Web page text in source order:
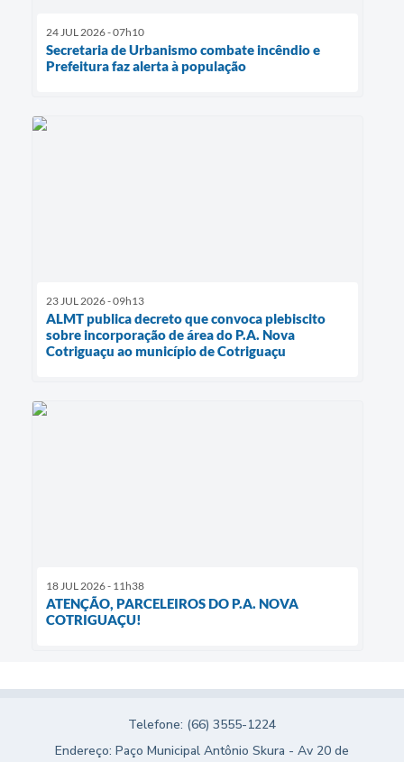
24 JUL 2026 - 07h10
Secretaria de Urbanismo combate incêndio e
Prefeitura faz alerta à população
23 JUL 2026 - 09h13
ALMT publica decreto que convoca plebiscito
sobre incorporação de área do P.A. Nova
Cotriguaçu ao município de Cotriguaçu
18 JUL 2026 - 11h38
ATENÇÃO, PARCELEIROS DO P.A. NOVA
COTRIGUAÇU!
Telefone: (66) 3555-1224
Endereço: Paço Municipal Antônio Skura - Av 20 de